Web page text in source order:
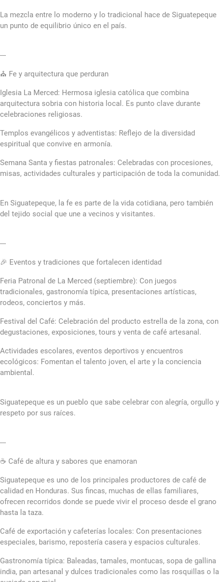
La mezcla entre lo moderno y lo tradicional hace de Siguatepeque
un punto de equilibrio único en el país.
---
⛪ Fe y arquitectura que perduran
Iglesia La Merced: Hermosa iglesia católica que combina
arquitectura sobria con historia local. Es punto clave durante
celebraciones religiosas.
Templos evangélicos y adventistas: Reflejo de la diversidad
espiritual que convive en armonía.
Semana Santa y fiestas patronales: Celebradas con procesiones,
misas, actividades culturales y participación de toda la comunidad.
En Siguatepeque, la fe es parte de la vida cotidiana, pero también
del tejido social que une a vecinos y visitantes.
---
🎉 Eventos y tradiciones que fortalecen identidad
Feria Patronal de La Merced (septiembre): Con juegos
tradicionales, gastronomía típica, presentaciones artísticas,
rodeos, conciertos y más.
Festival del Café: Celebración del producto estrella de la zona, con
degustaciones, exposiciones, tours y venta de café artesanal.
Actividades escolares, eventos deportivos y encuentros
ecológicos: Fomentan el talento joven, el arte y la conciencia
ambiental.
Siguatepeque es un pueblo que sabe celebrar con alegría, orgullo y
respeto por sus raíces.
---
☕ Café de altura y sabores que enamoran
Siguatepeque es uno de los principales productores de café de
calidad en Honduras. Sus fincas, muchas de ellas familiares,
ofrecen recorridos donde se puede vivir el proceso desde el grano
hasta la taza.
Café de exportación y cafeterías locales: Con presentaciones
especiales, barismo, repostería casera y espacios culturales.
Gastronomía típica: Baleadas, tamales, montucas, sopa de gallina
india, pan artesanal y dulces tradicionales como las rosquillas o la